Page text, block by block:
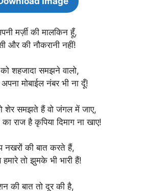
मर्ज़ी की मालकिन हूँ,
और की नौकरानी नहीं!
शहजादा समझने वालो,
मोबाईल नंबर भी ना दूँ!
शेर समझते हैं वो जंगल में जाए,
का राज है कृपिया दिमाग ना खाए!
नखरों की बात करते हैं,
हमारे तो झुमके भी भारी हैं!
की बात तो दूर की है,